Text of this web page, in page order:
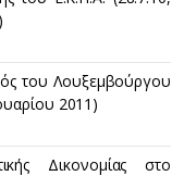
του Λουξεμβούργου
2011)
Δικονομίας στο